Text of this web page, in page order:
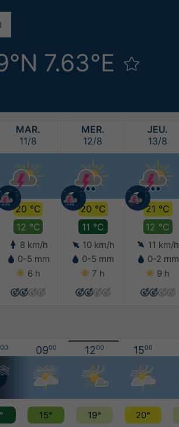
7.63°E
MAR.
11/8
20 °C
12 °C
8 km/h
0-5 mm
6 h
MER.
12/8
20 °C
11 °C
10 km/h
0-5 mm
7 h
JEU.
13/8
21 °C
12 °C
11 km/h
0-2 mm
9 h
00 0900 1200 1500
15° 19° 20°